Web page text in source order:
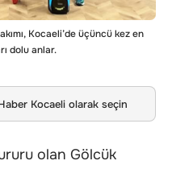
Kocaeli’de üçüncü kez en
dolu anlar.
Kocaeli olarak seçin
olan Gölcük